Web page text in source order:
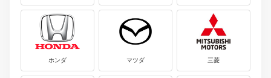
ホンダ マツダ 三菱